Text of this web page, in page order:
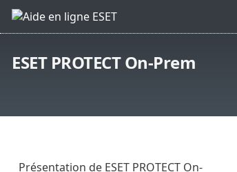
ESET PROTECT On-Prem